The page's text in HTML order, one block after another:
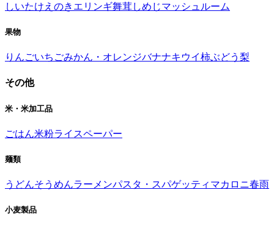
しいたけ えのき エリンギ舞茸しめじマッシュルーム
果物
りんごいちごみかん・オレンジバナナキウイ柿ぶどう 梨
その他
米・米加工品
ごはん米粉ライスペーパー
麺類
うどんそうめんラーメンパスタ・スパゲッティ マカロニ春雨
小麦製品